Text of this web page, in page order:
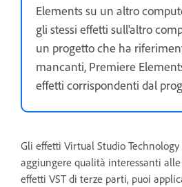
Elements su un altro
gli stessi effetti sull'altro
un progetto che ha
mancanti, Premiere
effetti corrispondenti dal
Gli effetti Virtual Studio
aggiungere qualità interessanti alle
effetti VST di terze parti, puoi